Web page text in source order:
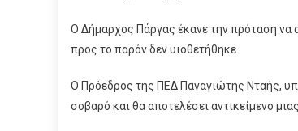
Ο Δήμαρχος Πάργας έκανε την πρόταση να
προς το παρόν δεν υιοθετήθηκε.
Ο Πρόεδρος της ΠΕΔ Παναγιώτης Νταής,
σοβαρό και θα αποτελέσει αντικείμενο